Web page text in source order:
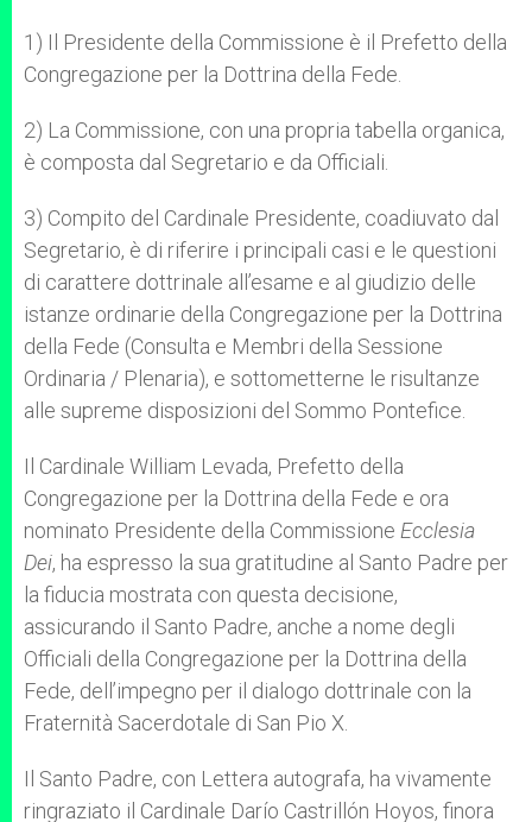
1) Il Presidente della Commissione è il Prefetto della
Congregazione per la Dottrina della Fede.
2) La Commissione, con una propria tabella organica,
è composta dal Segretario e da Officiali.
3) Compito del Cardinale Presidente, coadiuvato dal
Segretario, è di riferire i principali casi e le questioni
di carattere dottrinale all’esame e al giudizio delle
istanze ordinarie della Congregazione per la Dottrina
della Fede (Consulta e Membri della Sessione
Ordinaria / Plenaria), e sottometterne le risultanze
alle supreme disposizioni del Sommo Pontefice.
Il Cardinale William Levada, Prefetto della
Congregazione per la Dottrina della Fede e ora
nominato Presidente della Commissione Ecclesia
Dei, ha espresso la sua gratitudine al Santo Padre per
la fiducia mostrata con questa decisione,
assicurando il Santo Padre, anche a nome degli
Officiali della Congregazione per la Dottrina della
Fede, dell’impegno per il dialogo dottrinale con la
Fraternità Sacerdotale di San Pio X.
Il Santo Padre, con Lettera autografa, ha vivamente
ringraziato il Cardinale Darío Castrillón Hoyos, finora